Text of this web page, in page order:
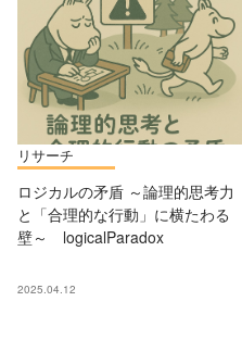
リサーチ
ロジカルの矛盾 ～論理的思考力
と「合理的な行動」に横たわる
壁～ logicalParadox
2025.04.12